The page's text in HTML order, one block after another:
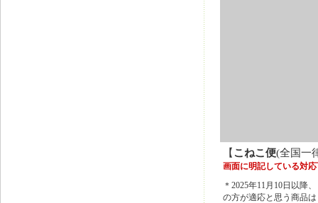
【 こねこ便(全国一
画面に明記している対
＊2025年11月10日以降
の方が適応と思う商品